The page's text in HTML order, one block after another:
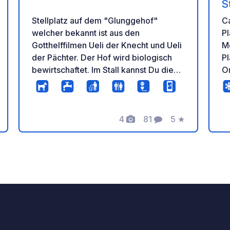
Stellplatz auf dem "Glunggehof"
welcher bekannt ist aus den
Gotthelffilmen Ueli der Knecht und Ueli
der Pächter. Der Hof wird biologisch
bewirtschaftet. Im Stall kannst Du die
Kälber streicheln und beim Melken
zuschauen. Wunderschöne Plätze,
Jura oder in der Hofstatt bei den
Obstbäumen. Geniess die Ruhe unter
4
Fotos
81
Kommentare
5
Bewertung
★